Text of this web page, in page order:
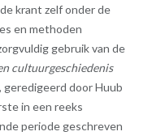
krant zelf onder de
en methoden
gebruik van de
cultuurgeschiedenis
geredigeerd door Huub
in een reeks
periode geschreven